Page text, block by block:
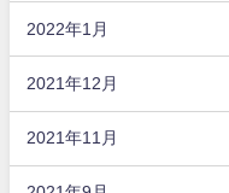
2022年1月
2021年12月
2021年11月